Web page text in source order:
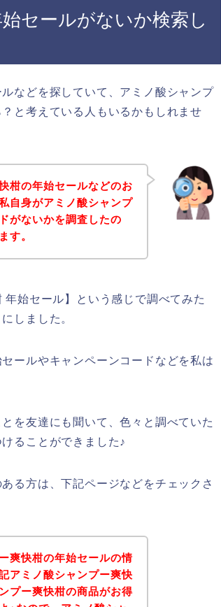
セールがないか検索し
などを探していて、アミノ酸シャンプ
と考えている人もいるかもしれませ
柑の年始セールなどのお
自身がアミノ酸シャンプ
がないかを調査したの
す。
始セール】という感じで調べてみた
しました。
ールやキャンペーンコードなどを私は
を友達にも聞いて、色々と調べていた
ることができました♪
る方は、下記ページなどをチェックさ
爽快柑の年始セールの情
アミノ酸シャンプー爽快
プー爽快柑の商品がお得